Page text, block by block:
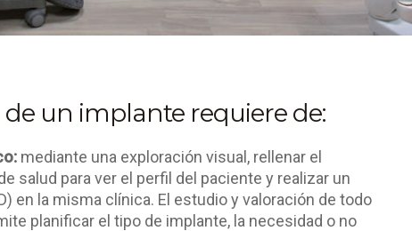
de un implante requiere de:
mediante una exploración visual, rellenar el
salud para ver el perfil del paciente y realizar un
en la misma clínica. El estudio y valoración de todo
planificar el tipo de implante, la necesidad o no